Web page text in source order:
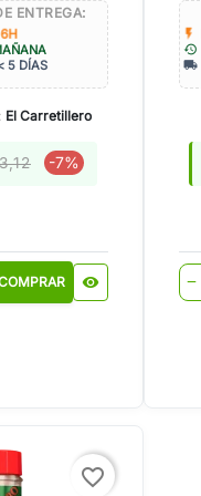
ENTREGA:
5 DÍAS
El Carretillero
-7%
visibility
flash_on
history
local_shipping
remove
favorite_border